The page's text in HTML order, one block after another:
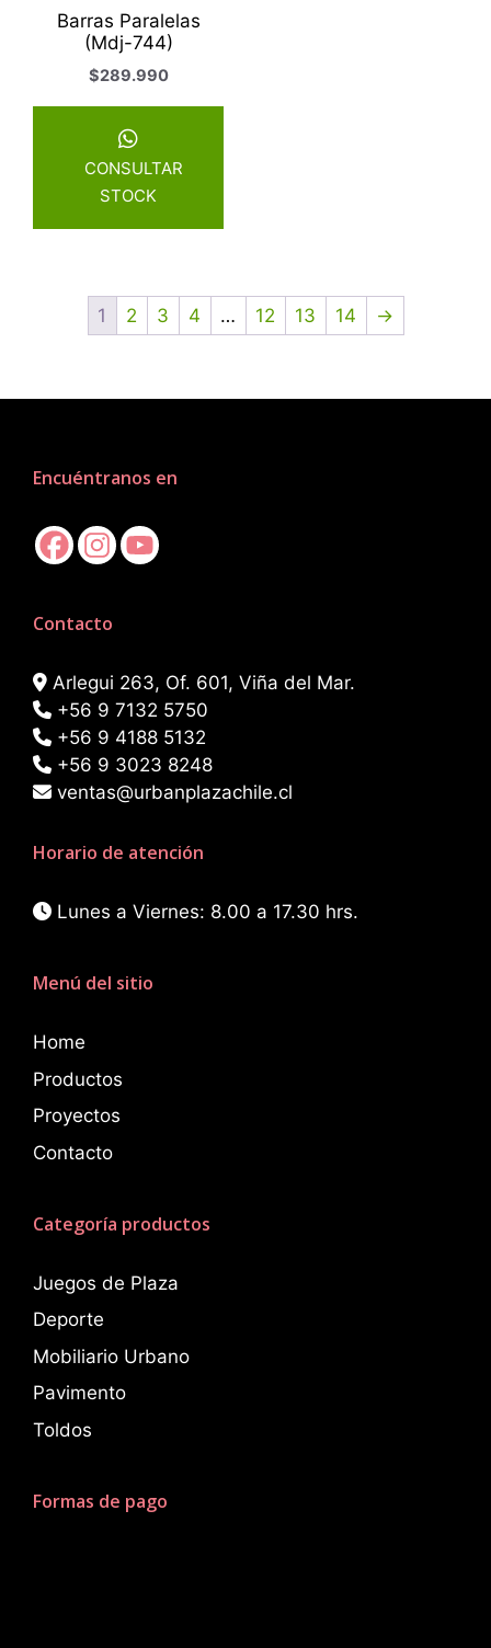
Barras Paralelas
(Mdj-744)
$289.990
CONSULTAR
STOCK
1 2 3 4 … 12 13 14 →
Encuéntranos en
Contacto
Arlegui 263, Of. 601, Viña del Mar.
+56 9 7132 5750
+56 9 4188 5132
+56 9 3023 8248
ventas@urbanplazachile.cl
Horario de atención
Lunes a Viernes: 8.00 a 17.30 hrs.
Menú del sitio
Home
Productos
Proyectos
Contacto
Categoría productos
Juegos de Plaza
Deporte
Mobiliario Urbano
Pavimento
Toldos
Formas de pago